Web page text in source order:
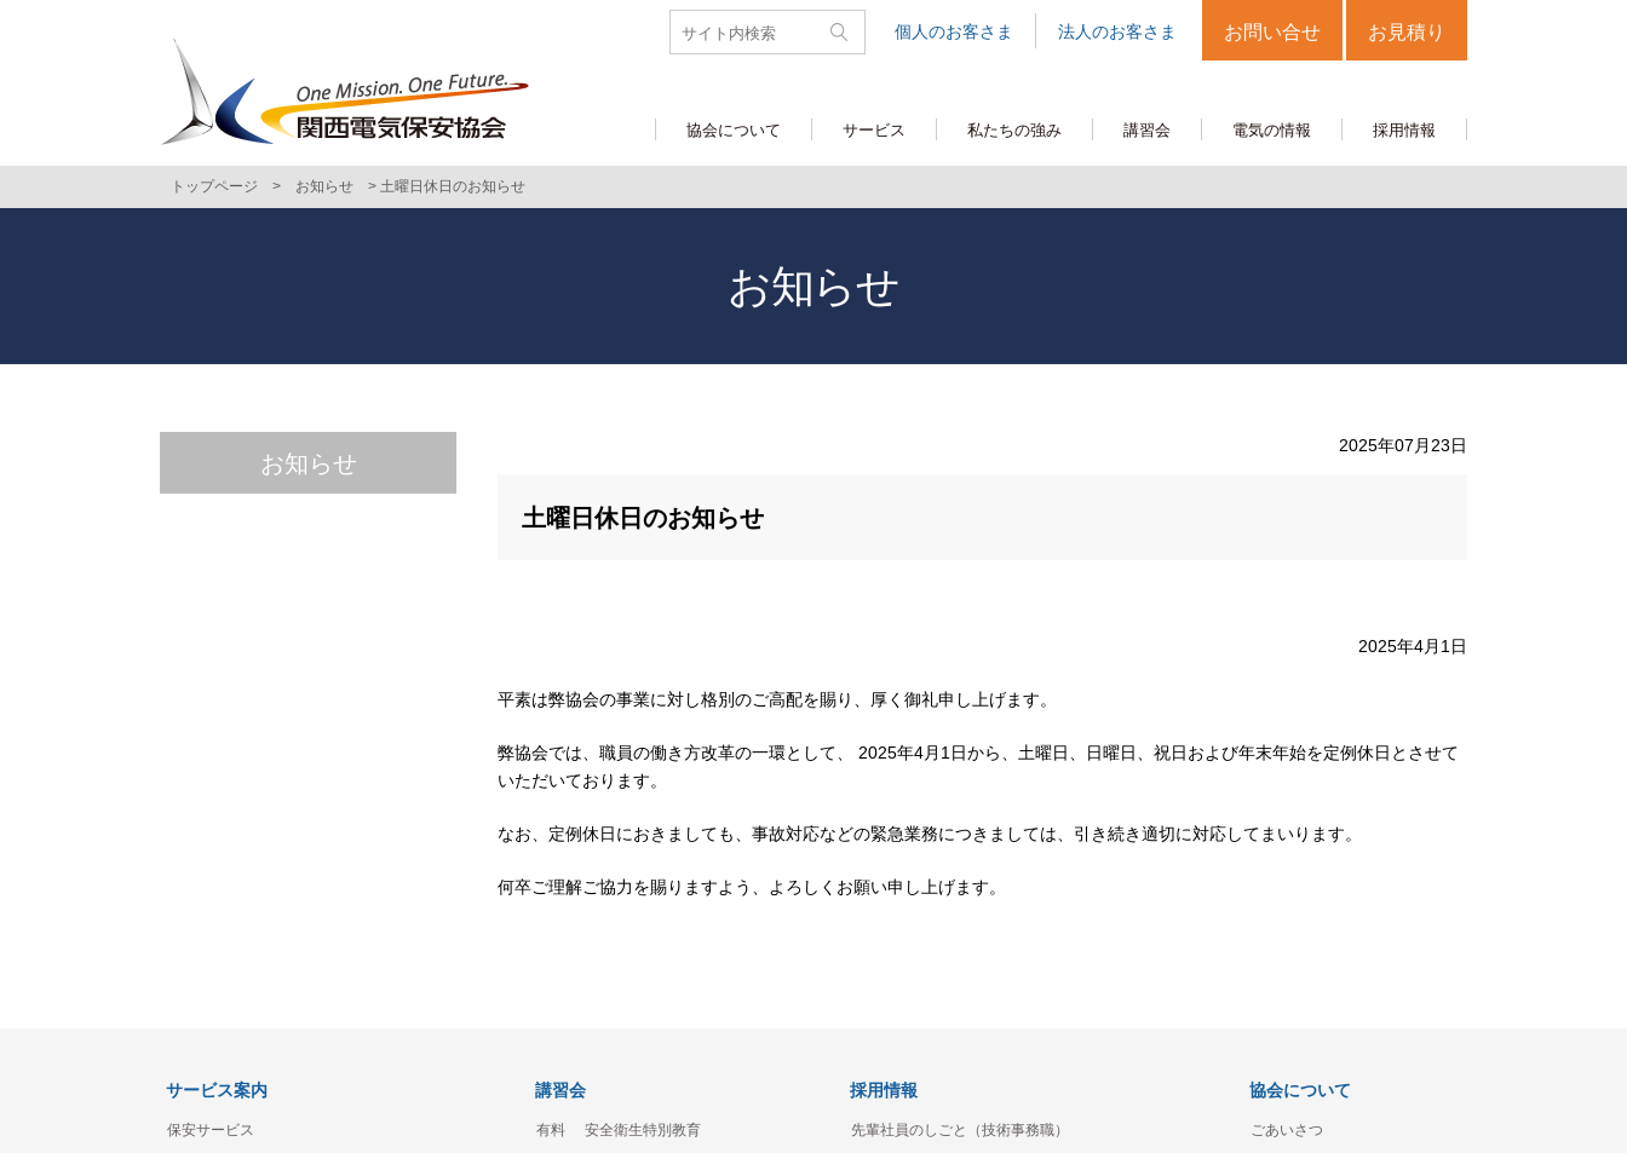
個人のお客さま 法人のお客さま お問い合せ お見積り
協会について サービス 私たちの強み 講習会 電気の情報 採用情報
トップページ > お知らせ > 土曜日休日のお知らせ
お知らせ
2025年07月23日
土曜日休日のお知らせ
2025年4月1日
平素は弊協会の事業に対し格別のご高配を賜り、厚く御礼申し上げます。
弊協会では、職員の働き方改革の一環として、 2025年4月1日から、土曜日、日曜日、祝日および年末年始を定例休日とさせて
いただいております。
なお、定例休日におきましても、事故対応などの緊急業務につきましては、引き続き適切に対応してまいります。
何卒ご理解ご協力を賜りますよう、よろしくお願い申し上げます。
お知らせ
サービス案内
保安サービス
講習会
有料
安全衛生特別教育
採用情報
先輩社員のしごと（技術事務職）
協会について
ごあいさつ